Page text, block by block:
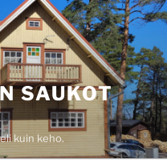
SAUKOT
kuin keho.